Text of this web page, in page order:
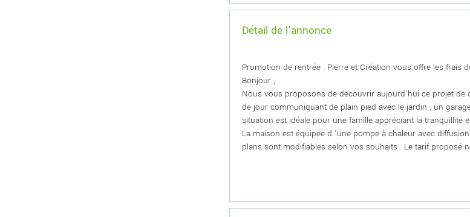
Détail de l'annonce
Promotion de rentrée : Pierre et Création vous offre les frais
Bonjour ,
Nous vous proposons de découvrir aujourd'hui ce projet
de jour communiquant de plain pied avec le jardin , un
situation est idéale pour une famille appréciant la tranquillité
La maison est équipée d 'une pompe à chaleur avec
plans sont modifiables selon vos souhaits . Le tarif proposé